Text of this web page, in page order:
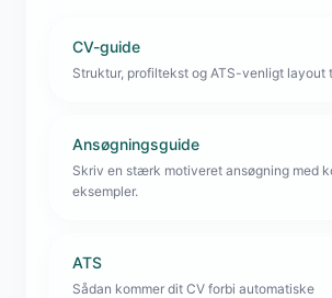
CV-guide
Struktur, profiltekst og ATS-venligt layout
Ansøgningsguide
Skriv en stærk motiveret ansøgning med
eksempler.
ATS
Sådan kommer dit CV forbi automatiske